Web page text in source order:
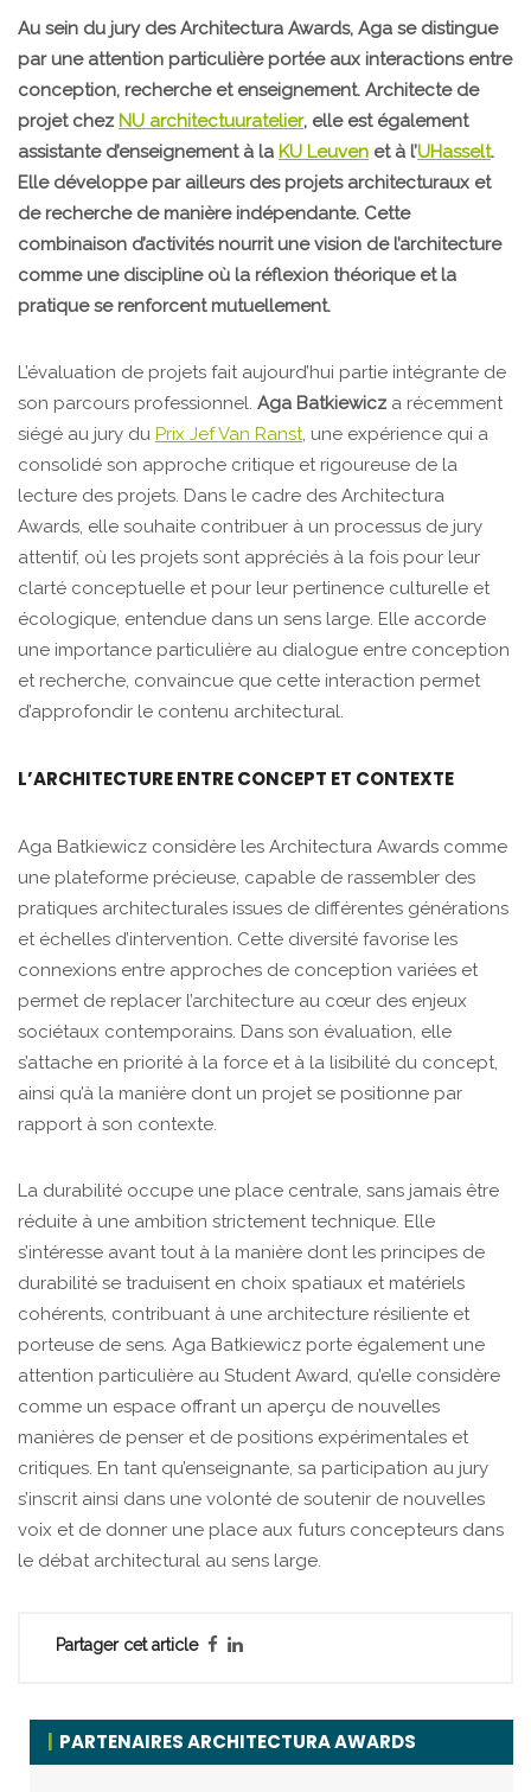
Au sein du jury des Architectura Awards, Aga se distingue
par une attention particulière portée aux interactions entre
conception, recherche et enseignement. Architecte de
projet chez NU architectuuratelier, elle est également
assistante d’enseignement à la KU Leuven et à l’UHasselt.
Elle développe par ailleurs des projets architecturaux et
de recherche de manière indépendante. Cette
combinaison d’activités nourrit une vision de l’architecture
comme une discipline où la réflexion théorique et la
pratique se renforcent mutuellement.
L’évaluation de projets fait aujourd’hui partie intégrante de
son parcours professionnel. Aga Batkiewicz a récemment
siégé au jury du Prix Jef Van Ranst , une expérience qui a
consolidé son approche critique et rigoureuse de la
lecture des projets. Dans le cadre des Architectura
Awards, elle souhaite contribuer à un processus de jury
attentif, où les projets sont appréciés à la fois pour leur
clarté conceptuelle et pour leur pertinence culturelle et
écologique, entendue dans un sens large. Elle accorde
une importance particulière au dialogue entre conception
et recherche, convaincue que cette interaction permet
d’approfondir le contenu architectural.
L’ARCHITECTURE ENTRE CONCEPT ET CONTEXTE
Aga Batkiewicz considère les Architectura Awards comme
une plateforme précieuse, capable de rassembler des
pratiques architecturales issues de différentes générations
et échelles d’intervention. Cette diversité favorise les
connexions entre approches de conception variées et
permet de replacer l’architecture au cœur des enjeux
sociétaux contemporains. Dans son évaluation, elle
s’attache en priorité à la force et à la lisibilité du concept,
ainsi qu’à la manière dont un projet se positionne par
rapport à son contexte.
La durabilité occupe une place centrale, sans jamais être
réduite à une ambition strictement technique. Elle
s’intéresse avant tout à la manière dont les principes de
durabilité se traduisent en choix spatiaux et matériels
cohérents, contribuant à une architecture résiliente et
porteuse de sens. Aga Batkiewicz porte également une
attention particulière au Student Award, qu’elle considère
comme un espace offrant un aperçu de nouvelles
manières de penser et de positions expérimentales et
critiques. En tant qu’enseignante, sa participation au jury
s’inscrit ainsi dans une volonté de soutenir de nouvelles
voix et de donner une place aux futurs concepteurs dans
le débat architectural au sens large.
Partager cet article
PARTENAIRES ARCHITECTURA AWARDS